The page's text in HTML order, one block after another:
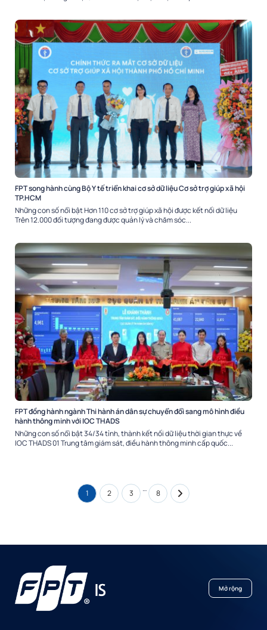
FPT song hành cùng Bộ Y tế triển khai cơ sở dữ liệu Cơ sở trợ giúp xã hội
TP.HCM
Những con số nổi bật Hơn 110 cơ sở trợ giúp xã hội được kết nối dữ liệu
Trên 12.000 đối tượng đang được quản lý và chăm sóc...
FPT đồng hành ngành Thi hành án dân sự chuyển đổi sang mô hình điều
hành thông minh với IOC THADS
Những con số nổi bật 34/34 tỉnh, thành kết nối dữ liệu thời gian thực về
IOC THADS 01 Trung tâm giám sát, điều hành thông minh cấp quốc...
1 2 3 … 8
Mở rộng